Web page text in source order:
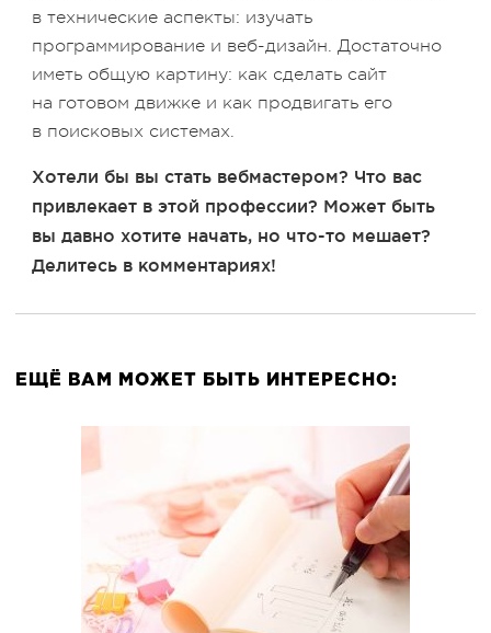
в технические аспекты: изучать
программирование и веб-дизайн. Достаточно
иметь общую картину: как сделать сайт
на готовом движке и как продвигать его
в поисковых системах.
Хотели бы вы стать вебмастером? Что вас
привлекает в этой профессии? Может быть
вы давно хотите начать, но что-то мешает?
Делитесь в комментариях!
ЕЩЁ ВАМ МОЖЕТ БЫТЬ ИНТЕРЕСНО: